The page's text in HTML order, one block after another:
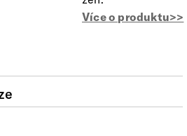
Více o produktu>>